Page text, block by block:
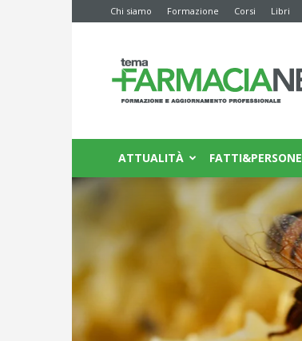
Chi siamo Formazione Corsi Libri
News
ATTUALITÀ FATTI&PERSONE